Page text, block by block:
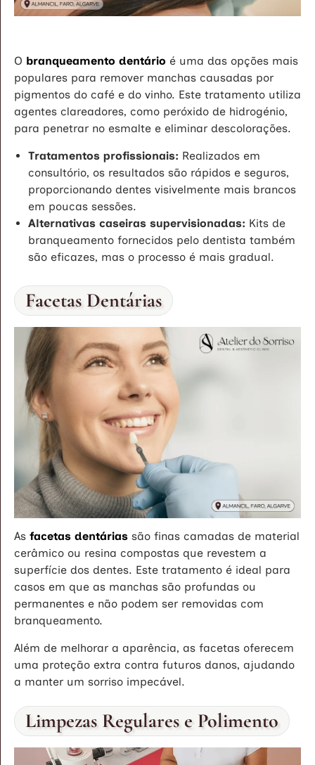
O branqueamento dentário é uma das opções mais
populares para remover manchas causadas por
pigmentos do café e do vinho. Este tratamento utiliza
agentes clareadores, como peróxido de hidrogénio,
para penetrar no esmalte e eliminar descolorações.
Tratamentos profissionais: Realizados em
consultório, os resultados são rápidos e seguros,
proporcionando dentes visivelmente mais brancos
em poucas sessões.
Alternativas caseiras supervisionadas: Kits de
branqueamento fornecidos pelo dentista também
são eficazes, mas o processo é mais gradual.
Facetas Dentárias
As facetas dentárias são finas camadas de material
cerâmico ou resina compostas que revestem a
superfície dos dentes. Este tratamento é ideal para
casos em que as manchas são profundas ou
permanentes e não podem ser removidas com
branqueamento.
Além de melhorar a aparência, as facetas oferecem
uma proteção extra contra futuros danos, ajudando
a manter um sorriso impecável.
Limpezas Regulares e Polimento